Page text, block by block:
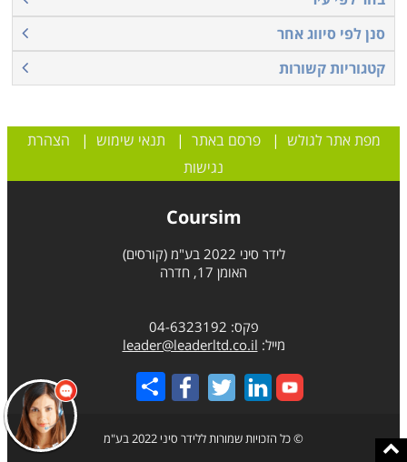
סנן לפי סיווג אחר
קטגוריות קשורות
מפת אתר לגולש |פרסם באתר | תנאי שימוש | הצהרת
נגישות
Coursim
לידר סיני 2022 בע"מ (קורסים)
האומן 17, חדרה
פקס: 04-6323192
מייל: leader@leaderltd.co.il
Share
© כל הזכויות שמורות ללידר סיני 2022 בע"מ